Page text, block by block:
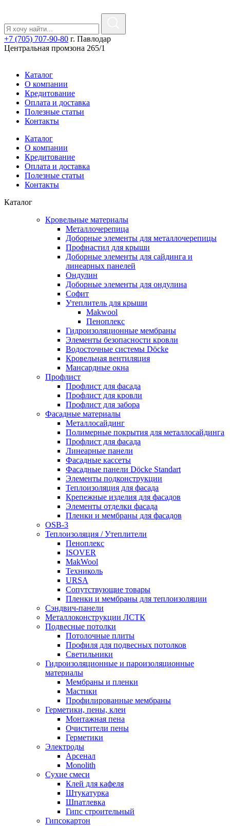
+7 (705) 707-90-80 г. Павлодар
Центральная промзона 265/1
Каталог
О компании
Кредитование
Оплата и доставка
Полезные статьи
Контакты
Каталог
О компании
Кредитование
Оплата и доставка
Полезные статьи
Контакты
Каталог
Кровельные материалы
Металлочерепица
Доборные элементы для металлочерепицы
Профнастил для крыши
Доборные элементы для сайдинга и
линеарных панелей
Ондулин
Доборные элементы для ондулина
Софит
Утеплитель для крыши
Makwool
Пеноплекс
Гидроизоляционные мембраны
Элементы безопасности кровли
Водосточные системы Döcke
Кровельная вентиляция
Мансардные окна
Профлист
Профлист для фасада
Профлист для кровли
Профлист для забора
Фасадные материалы
Металлосайдинг
Полимерные покрытия для металлосайдинга
Профлист для фасада
Линеарные панели
Фасадные кассеты
Фасадные панели Döcke Standart
Элементы подконструкции
Теплоизоляция для фасада
Крепежные изделия для фасадов
Элементы отделки фасада
Пленки и мембраны для фасадов
OSB-3
Теплоизоляция / Утеплители
Пеноплекс
ISOVER
MakWool
Техниколь
URSA
Сопутствующие товары
Пленки и мембраны для теплоизоляции
Сэндвич-панели
Металлоконструкции ЛСТК
Подвесные потолки
Потолочные плиты
Профиля для подвесных потолков
Светильники
Гидроизоляционные и пароизоляционные
материалы
Мембраны и пленки
Мастики
Профилированные мембраны
Герметики, пены, клеи
Монтажная пена
Очистители пены
Герметики
Электроды
Арсенал
Monolith
Сухие смеси
Клей для кафеля
Штукатурка
Шпатлевка
Гипс строительный
Гипсокартон